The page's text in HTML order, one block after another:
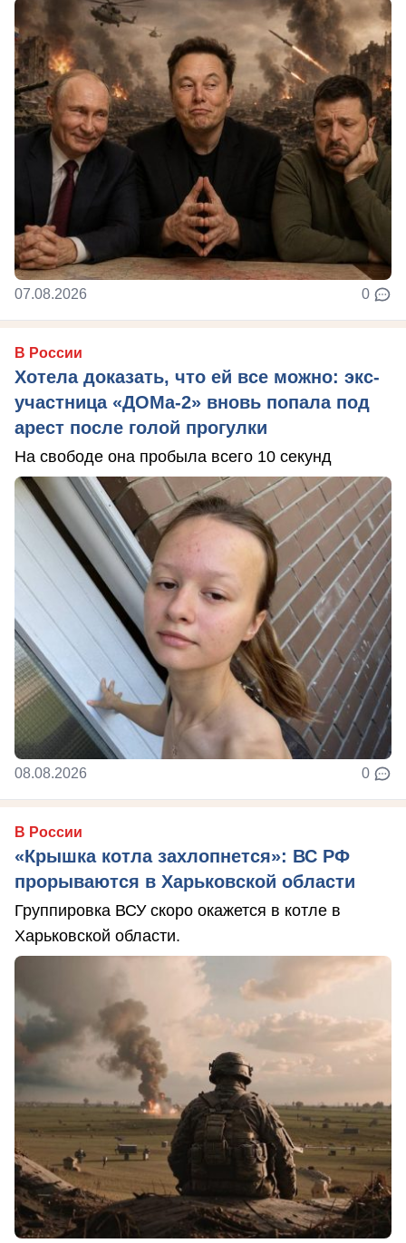
07.08.2026 0
В России
Хотела доказать, что ей все можно: экс-
участница «ДОМа-2» вновь попала под
арест после голой прогулки
На свободе она пробыла всего 10 секунд
08.08.2026 0
В России
«Крышка котла захлопнется»: ВС РФ
прорываются в Харьковской области
Группировка ВСУ скоро окажется в котле в
Харьковской области.